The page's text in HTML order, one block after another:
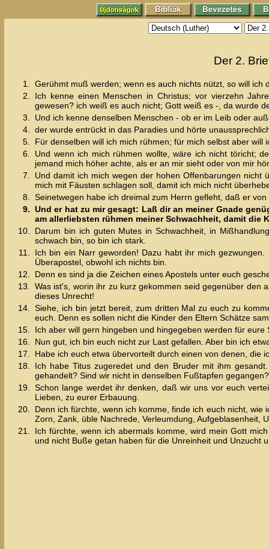
Der 2.
1.
Gerühmt muß werden; wenn es auch nichts nützt, so will
2.
Ich kenne einen Menschen in Christus; vor vierzehn
gewesen? ich weiß es auch nicht; Gott weiß es -, da wurde
3.
Und ich kenne denselben Menschen - ob er im Leib oder
4.
der wurde entrückt in das Paradies und hörte
5.
Für denselben will ich mich rühmen; für mich selbst aber
6.
Und wenn ich mich rühmen wollte, wäre ich nicht töricht;
jemand mich höher achte, als er an mir sieht oder von mir
7.
Und damit ich mich wegen der hohen Offenbarungen nicht
mich mit Fäusten schlagen soll, damit ich mich nicht
8.
Seinetwegen habe ich dreimal zum Herrn gefleht, daß er von
9. Und er hat zu mir gesagt: Laß dir an meiner Gnade
am allerliebsten rühmen meiner Schwachheit, damit die
10.
Darum bin ich guten Mutes in Schwachheit, in
schwach bin, so bin ich stark.
11.
Ich bin ein Narr geworden! Dazu habt ihr mich
Überapostel, obwohl ich nichts bin.
12.
Denn es sind ja die Zeichen eines Apostels unter euch
13.
Was ist's, worin ihr zu kurz gekommen seid gegenüber den
dieses Unrecht!
14.
Siehe, ich bin jetzt bereit, zum dritten Mal zu euch zu
euch. Denn es sollen nicht die Kinder den Eltern Schätze
15.
Ich aber will gern hingeben und hingegeben werden für
16.
Nun gut, ich bin euch nicht zur Last gefallen. Aber bin ich
17.
Habe ich euch etwa übervorteilt durch einen von denen, die
18.
Ich habe Titus zugeredet und den Bruder mit ihm
gehandelt? Sind wir nicht in denselben Fußtapfen gegangen?
19.
Schon lange werdet ihr denken, daß wir uns vor euch
Lieben, zu eurer Erbauung.
20.
Denn ich fürchte, wenn ich komme, finde ich euch nicht,
Zorn, Zank, üble Nachrede, Verleumdung, Aufgeblasenheit,
21.
Ich fürchte, wenn ich abermals komme, wird mein Gott
und nicht Buße getan haben für die Unreinheit und Unzucht